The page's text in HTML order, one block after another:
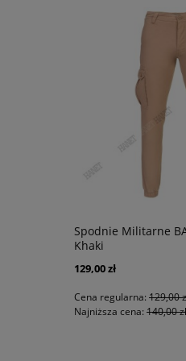
Spodnie Militarne
Khaki
129,00 zł
Cena regularna: 129,00
Najniższa cena: 140,00 zł